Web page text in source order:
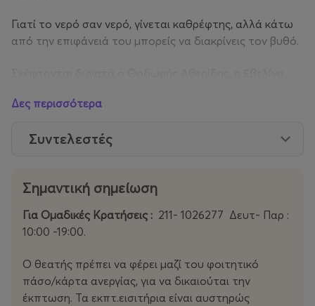
Γιατί το νερό σαν νερό, γίνεται καθρέφτης, αλλά κάτω
από την επιφάνειά του μπορείς να διακρίνεις τον βυθό.
Παπακώστα σ ένα σπίτι σαν όλα τα σπίτια, σαν όλους
Ποιος είμαι;
Αυτά που λέω…
Αυτά που κάνω;
Δες περισσότερα
Συντελεστές
Σημαντική σημείωση
Για Ομαδικές Κρατήσεις : 211- 1026277 Δευτ- Παρ :
10:00 -19:00.
Ο θεατής πρέπει να φέρει μαζί του φοιτητικό
πάσο/κάρτα ανεργίας, για να δικαιούται την
έκπτωση. Τα εκπτ.εισιτήρια είναι αυστηρώς